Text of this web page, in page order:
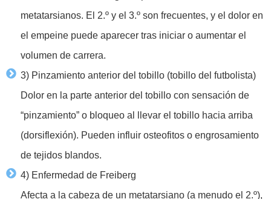
metatarsianos. El 2.º y el 3.º son frecuentes, y el dolor en
el empeine puede aparecer tras iniciar o aumentar el
volumen de carrera.
3) Pinzamiento anterior del tobillo (tobillo del futbolista)
Dolor en la parte anterior del tobillo con sensación de
“pinzamiento” o bloqueo al llevar el tobillo hacia arriba
(dorsiflexión). Pueden influir osteofitos o engrosamiento
de tejidos blandos.
4) Enfermedad de Freiberg
Afecta a la cabeza de un metatarsiano (a menudo el 2.º),